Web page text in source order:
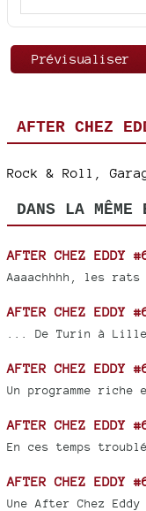
AFTER CHEZ
Rock & Roll,
DANS LA MÊME
AFTER CHEZ
Aaaachhhh, les
AFTER CHEZ
... De Turin à
AFTER CHEZ EDDY
Un programme
AFTER CHEZ
En ces temps
AFTER CHEZ
Une After Chez